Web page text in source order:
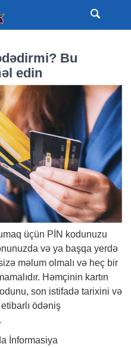
Bu
edin
üçün PİN kodunuzu
və ya başqa yerdə
məlum olmalı və heç bir
Həmçinin kartın
son istifadə tarixini və
ödəniş
İnformasiya